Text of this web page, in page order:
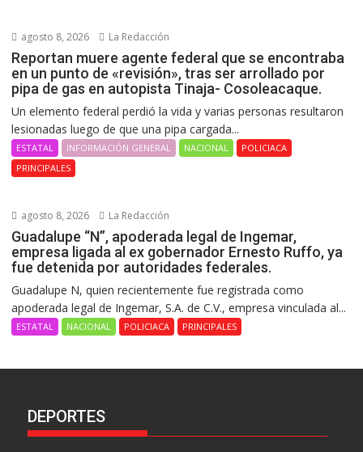
agosto 8, 2026 La Redacción
Reportan muere agente federal que se encontraba
en un punto de «revisión», tras ser arrollado por
pipa de gas en autopista Tinaja- Cosoleacaque.
Un elemento federal perdió la vida y varias personas resultaron
lesionadas luego de que una pipa cargada...
ESTATAL INFORMACIÓN GENERAL NACIONAL
POLICIACA
PRINCIPALES
agosto 8, 2026 La Redacción
Guadalupe “N”, apoderada legal de Ingemar,
empresa ligada al ex gobernador Ernesto Ruffo, ya
fue detenida por autoridades federales.
Guadalupe N, quien recientemente fue registrada como
apoderada legal de Ingemar, S.A. de C.V., empresa vinculada al...
ESTATAL NACIONAL POLICIACA PRINCIPALES
DEPORTES